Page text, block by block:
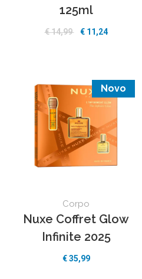
125ml
€14,99 € 11,24
Novo
Corpo
Nuxe Coffret Glow
Infinite 2025
€35,99